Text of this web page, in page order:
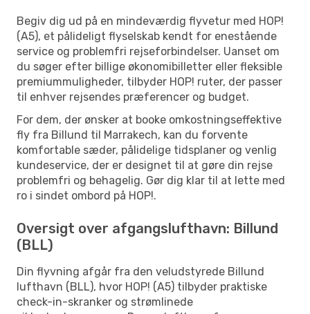
Begiv dig ud på en mindeværdig flyvetur med HOP!
(A5), et pålideligt flyselskab kendt for enestående
service og problemfri rejseforbindelser. Uanset om
du søger efter billige økonomibilletter eller fleksible
premiummuligheder, tilbyder HOP! ruter, der passer
til enhver rejsendes præferencer og budget.
For dem, der ønsker at booke omkostningseffektive
fly fra Billund til Marrakech, kan du forvente
komfortable sæder, pålidelige tidsplaner og venlig
kundeservice, der er designet til at gøre din rejse
problemfri og behagelig. Gør dig klar til at lette med
ro i sindet ombord på HOP!.
Oversigt over afgangslufthavn: Billund
(BLL)
Din flyvning afgår fra den veludstyrede Billund
lufthavn (BLL), hvor HOP! (A5) tilbyder praktiske
check-in-skranker og strømlinede